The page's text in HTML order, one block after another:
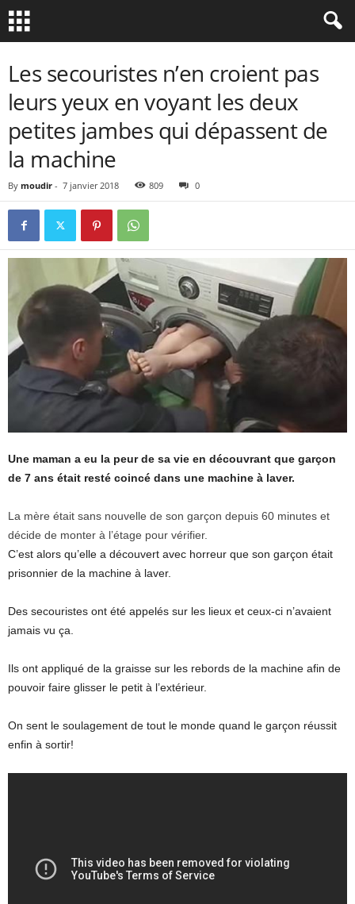
Les secouristes n’en croient pas
leurs yeux en voyant les deux
petites jambes qui dépassent de
la machine
By moudir - 7 janvier 2018 809 0
Une maman a eu la peur de sa vie en découvrant que garçon
de 7 ans était resté coincé dans une machine à laver.
La mère était sans nouvelle de son garçon depuis 60 minutes et
décide de monter à l’étage pour vérifier.
C’est alors qu’elle a découvert avec horreur que son garçon était
prisonnier de la machine à laver.
Des secouristes ont été appelés sur les lieux et ceux-ci n’avaient
jamais vu ça.
Ils ont appliqué de la graisse sur les rebords de la machine afin de
pouvoir faire glisser le petit à l’extérieur.
On sent le soulagement de tout le monde quand le garçon réussit
enfin à sortir!